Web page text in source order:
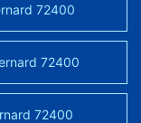
72400
72400
72400